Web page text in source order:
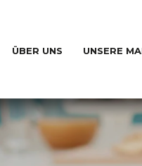
ÜBER UNS UNSERE